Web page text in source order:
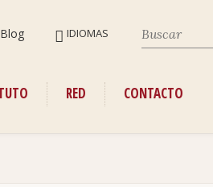
NAVEGACIÓN
IDIOMAS
Blog
RED CONTACTO